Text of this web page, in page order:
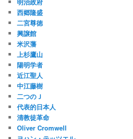
西郷隆盛
二宮尊徳
興譲館
米沢藩
上杉鷹山
陽明学者
近江聖人
中江藤樹
二つのＪ
代表的日本人
清教徒革命
Oliver Cromwell